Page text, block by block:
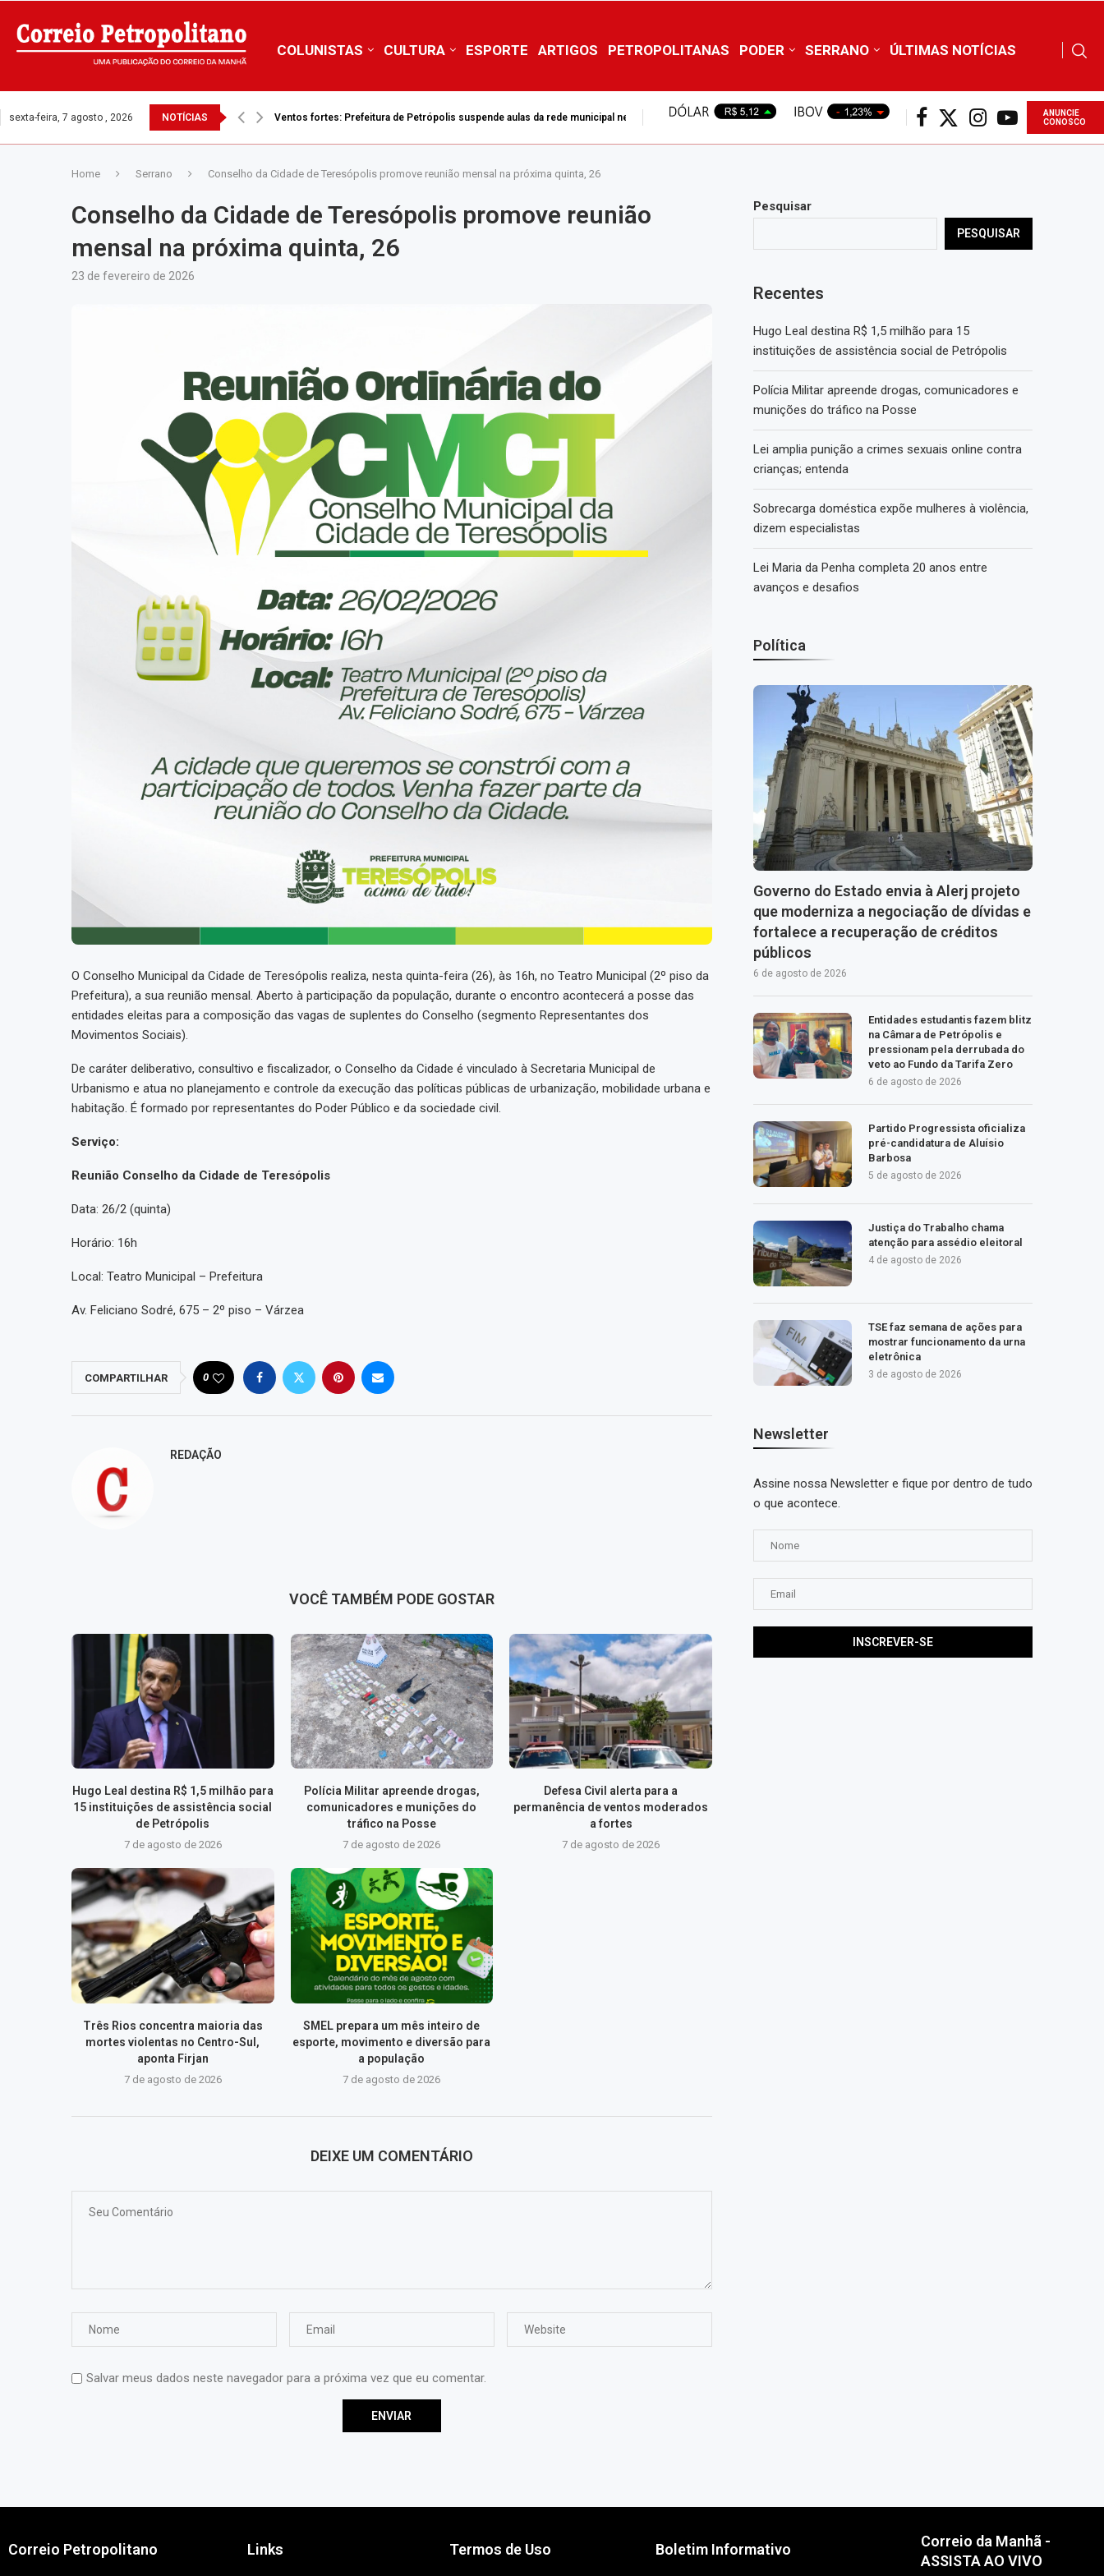
COLUNISTAS CULTURA ESPORTE ARTIGOS PETROPOLITANAS PODER SERRANO ÚLTIMAS NOTÍCIAS
sexta-feira, 7 agosto , 2026 NOTÍCIAS Ventos fortes: Prefeitura de Petrópolis suspende aulas da rede municipal nesta...
ANUNCIE
CONOSCO
Home Serrano Conselho da Cidade de Teresópolis promove reunião mensal na próxima quinta, 26
Conselho da Cidade de Teresópolis promove reunião
mensal na próxima quinta, 26
23 de fevereiro de 2026
O Conselho Municipal da Cidade de Teresópolis realiza, nesta quinta-feira (26), às 16h, no Teatro Municipal (2º piso da
Prefeitura), a sua reunião mensal. Aberto à participação da população, durante o encontro acontecerá a posse das
entidades eleitas para a composição das vagas de suplentes do Conselho (segmento Representantes dos
Movimentos Sociais).
De caráter deliberativo, consultivo e fiscalizador, o Conselho da Cidade é vinculado à Secretaria Municipal de
Urbanismo e atua no planejamento e controle da execução das políticas públicas de urbanização, mobilidade urbana e
habitação. É formado por representantes do Poder Público e da sociedade civil.
Serviço:
Reunião Conselho da Cidade de Teresópolis
Data: 26/2 (quinta)
Horário: 16h
Local: Teatro Municipal – Prefeitura
Av. Feliciano Sodré, 675 – 2º piso – Várzea
COMPARTILHAR 0
REDAÇÃO
VOCÊ TAMBÉM PODE GOSTAR
Hugo Leal destina R$ 1,5 milhão para
15 instituições de assistência social
de Petrópolis
7 de agosto de 2026
Polícia Militar apreende drogas,
comunicadores e munições do
tráfico na Posse
7 de agosto de 2026
Defesa Civil alerta para a
permanência de ventos moderados
a fortes
7 de agosto de 2026
Três Rios concentra maioria das
mortes violentas no Centro-Sul,
aponta Firjan
7 de agosto de 2026
SMEL prepara um mês inteiro de
esporte, movimento e diversão para
a população
7 de agosto de 2026
DEIXE UM COMENTÁRIO
Salvar meus dados neste navegador para a próxima vez que eu comentar.
Pesquisar
PESQUISAR
Recentes
Hugo Leal destina R$ 1,5 milhão para 15
instituições de assistência social de Petrópolis
Polícia Militar apreende drogas, comunicadores e
munições do tráfico na Posse
Lei amplia punição a crimes sexuais online contra
crianças; entenda
Sobrecarga doméstica expõe mulheres à violência,
dizem especialistas
Lei Maria da Penha completa 20 anos entre
avanços e desafios
Política
Governo do Estado envia à Alerj projeto
que moderniza a negociação de dívidas e
fortalece a recuperação de créditos
públicos
6 de agosto de 2026
Entidades estudantis fazem blitz
na Câmara de Petrópolis e
pressionam pela derrubada do
veto ao Fundo da Tarifa Zero
6 de agosto de 2026
Partido Progressista oficializa
pré-candidatura de Aluísio
Barbosa
5 de agosto de 2026
Justiça do Trabalho chama
atenção para assédio eleitoral
4 de agosto de 2026
TSE faz semana de ações para
mostrar funcionamento da urna
eletrônica
3 de agosto de 2026
Newsletter
Assine nossa Newsletter e fique por dentro de tudo
o que acontece.
Correio Petropolitano Links Termos de Uso Boletim Informativo
Correio da Manhã -
ASSISTA AO VIVO